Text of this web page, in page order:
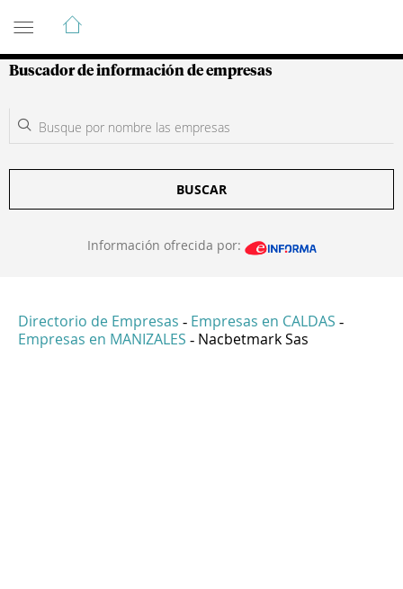
Guía de Empresas Colombianas
Buscador de información de empresas
BUSCAR
Información ofrecida por:
Directorio de Empresas - Empresas en CALDAS -
Empresas en MANIZALES - Nacbetmark Sas